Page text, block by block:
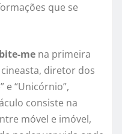
que se
me na primeira
diretor dos
e “Unicórnio”,
consiste na
móvel e imóvel,